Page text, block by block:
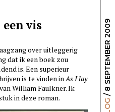
/ 8 SEPTEMBER 2009
vis
over uitleggerig
dat ik een boek zou
is. Een superieur
is te vinden in As I lay
William Faulkner. Ik
in deze roman.